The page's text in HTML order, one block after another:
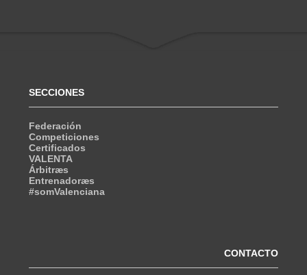
SECCIONES
Federación
Competiciones
Certificados
VALENTA
Árbitræs
Entrenadoræs
#somValenciana
CONTACTO